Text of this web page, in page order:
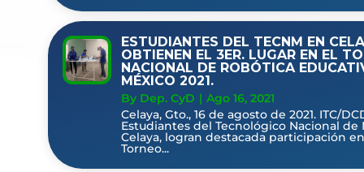
ESTUDIANTES DEL TECNM EN
OBTIENEN EL 3ER. LUGAR EN EL
NACIONAL DE ROBÓTICA
MÉXICO 2021.
By Dep. CyD | Ago 16, 2021
Celaya, Gto., 16 de agosto de 2021. ITC/
Estudiantes del Tecnológico Nacional de
Celaya, logran destacada participación
Torneo...